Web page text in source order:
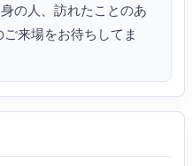
の人、訪れたことのあ
来場をお待ちしてま